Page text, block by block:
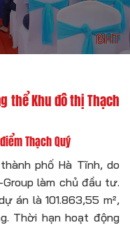
thể Khu đô thị Thạch
Thạch Quý
phố Hà Tĩnh, do
làm chủ đầu tư.
án là 101.863,55 m²,
Thời hạn hoạt động